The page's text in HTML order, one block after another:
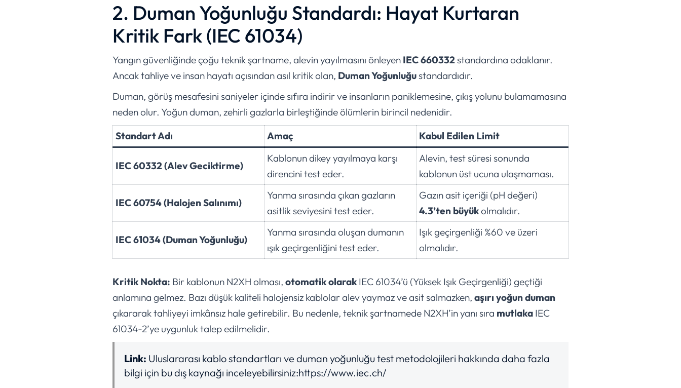
2. Duman Yoğunluğu Standardı: Hayat Kurtaran
Kritik Fark (IEC 61034)
Yangın güvenliğinde çoğu teknik şartname, alevin yayılmasını önleyen IEC 660332standardına odaklanır.
Ancak tahliye ve insan hayatı açısından asıl kritik olan, Duman Yoğunluğustandardıdır.
Duman, görüş mesafesini saniyeler içinde sıfıra indirir ve insanların paniklemesine, çıkış yolunu bulamamasına
neden olur. Yoğun duman, zehirli gazlarla birleştiğinde ölümlerin birincil nedenidir.
Standart Adı
Amaç Kabul Edilen Limit
IEC 60332 (Alev Geciktirme)
Kablonun dikey yayılmaya karşı
direncini test eder.
Alevin, test süresi sonunda
kablonun üst ucuna ulaşmaması.
IEC 60754 (Halojen Salınımı)
Yanma sırasında çıkan gazların
asitlik seviyesini test eder.
Gazın asit içeriği (pH değeri)
4.3’ten büyükolmalıdır.
IEC 61034 (Duman Yoğunluğu)
Yanma sırasında oluşan dumanın
ışık geçirgenliğini test eder.
Işık geçirgenliği %60 ve üzeri
olmalıdır.
Kritik Nokta: Bir kablonun N2XH olması, otomatik olarak IEC 61034’ü (Yüksek Işık Geçirgenliği) geçtiği
anlamına gelmez. Bazı düşük kaliteli halojensiz kablolar alev yaymaz ve asit salmazken, aşırı yoğun duman
çıkararak tahliyeyi imkânsız hale getirebilir. Bu nedenle, teknik şartnamede N2XH’in yanı sıra mutlaka IEC
61034-2’ye uygunluk talep edilmelidir.
Link: Uluslararası kablo standartları ve duman yoğunluğu test metodolojileri hakkında daha fazla
bilgi için bu dış kaynağı inceleyebilirsiniz:https://www.iec.ch/